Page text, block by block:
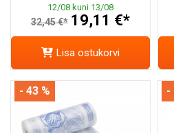
12/08 kuni 13/08
32,45 €* 19,11 €*
Lisa ostukorvi
- 43 % -